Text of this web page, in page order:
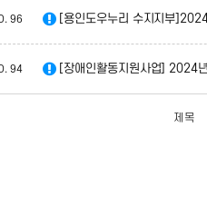
96 [용인도우누리 수지지부
94 [장애인활동지원사업] 2024